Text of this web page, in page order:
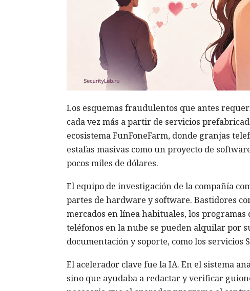
Los esquemas fraudulentos que antes
cada vez más a partir de servicios
ecosistema FunFoneFarm, donde granjas
estafas masivas como un proyecto de
pocos miles de dólares.
El equipo de investigación de la compañía
partes de hardware y software. Bastidores
mercados en línea habituales, los
teléfonos en la nube se pueden alquilar por
documentación y soporte, como los servicios
El acelerador clave fue la IA. En el sistema
sino que ayudaba a redactar y verificar